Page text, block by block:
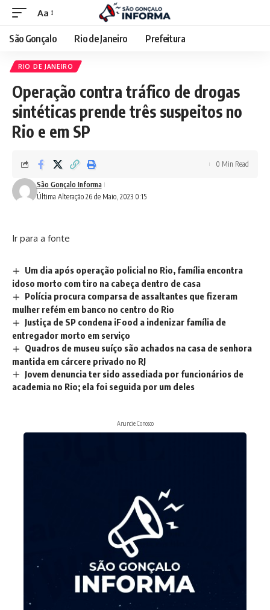
Aa
São Gonçalo Rio de Janeiro Prefeitura
RIO DE JANEIRO
Operação contra tráfico de drogas
sintéticas prende três suspeitos no
Rio e em SP
Última Alteração 26 de Maio, 2023 0:15
São Gonçalo Informa
0 Min Read
Ir para a fonte
Um dia após operação policial no Rio, família encontra
idoso morto com tiro na cabeça dentro de casa
Polícia procura comparsa de assaltantes que fizeram
mulher refém em banco no centro do Rio
Justiça de SP condena iFood a indenizar família de
entregador morto em serviço
Quadros de museu suíço são achados na casa de senhora
mantida em cárcere privado no RJ
Jovem denuncia ter sido assediada por funcionários de
academia no Rio; ela foi seguida por um deles
Anuncie Conosco